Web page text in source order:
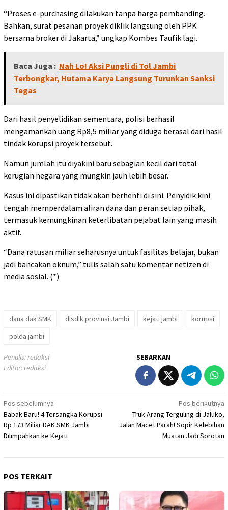
“Proses e-purchasing dilakukan tanpa harga pembanding.
Bahkan, surat pesanan proyek diklik langsung oleh PPK
bersama broker di Jakarta,” ungkap Kombes Taufik lagi.
Baca Juga : Nah Lo! Aksi Pungli di Tol Jambi
Terbongkar, Hutama Karya Langsung Turunkan Sanksi
Tegas
Dari hasil penyelidikan sementara, polisi berhasil
mengamankan uang Rp8,5 miliar yang diduga berasal dari hasil
tindak korupsi proyek tersebut.
Namun jumlah itu diyakini baru sebagian kecil dari total
kerugian negara yang mungkin jauh lebih besar.
Kasus ini dipastikan tidak akan berhenti di sini. Penyidik kini
tengah memperdalam aliran dana dan peran setiap pihak,
termasuk kemungkinan keterlibatan pejabat lain yang masih
aktif.
“Dana ratusan miliar seharusnya untuk fasilitas belajar, bukan
jadi bancakan oknum,” tulis salah satu komentar netizen di
media sosial. (*)
dana dak SMK disdik provinsi Jambi kejati jambi
korupsi
polda jambi
Penulis: redaksi
Editor: redaksi
SEBARKAN
Navigasi
pos
Pos sebelumnya
Babak Baru! 4 Tersangka Korupsi
Rp 173 Miliar DAK SMK Jambi
Dilimpahkan ke Kejati
Pos berikutnya
Truk Arang Terguling di Jaluko,
Jalan Macet Parah! Sopir Kelebihan
Muatan Jadi Sorotan
POS TERKAIT